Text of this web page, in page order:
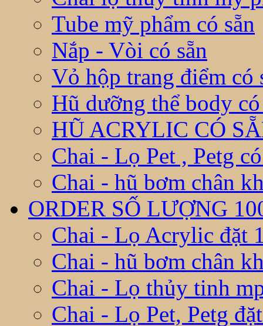
Tube mỹ phẩm có sẵn
Nắp - Vòi có sẵn
Vỏ hộp trang điểm có
Hũ dưỡng thể body có
HŨ ACRYLIC CÓ
Chai - Lọ Pet , Petg
Chai - hũ bơm chân
ORDER SỐ LƯỢNG
Chai - Lọ Acrylic đặt
Chai - hũ bơm chân
Chai - Lọ thủy tinh
Chai - Lọ Pet, Petg